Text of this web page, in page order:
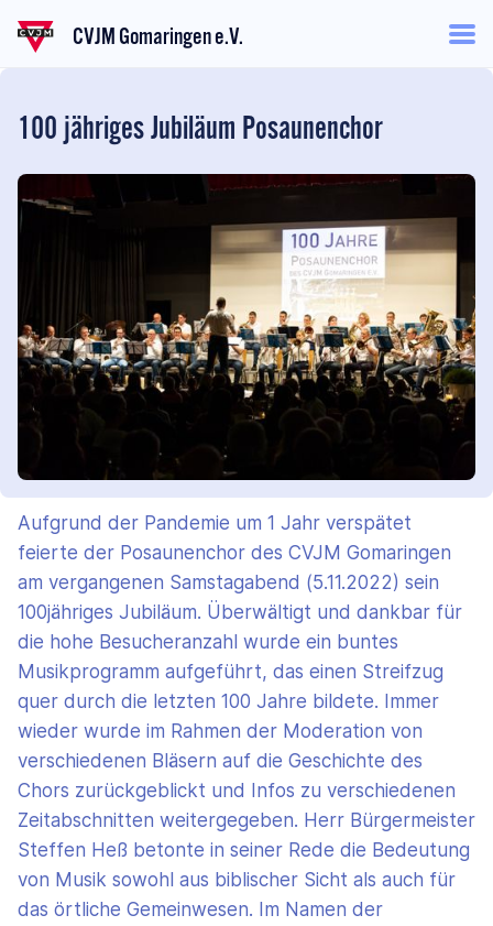
CVJM Gomaringen e.V.
100 jähriges Jubiläum Posaunenchor
Aufgrund der Pandemie um 1 Jahr verspätet
feierte der Posaunenchor des CVJM Gomaringen
am vergangenen Samstagabend (5.11.2022) sein
100jähriges Jubiläum. Überwältigt und dankbar für
die hohe Besucheranzahl wurde ein buntes
Musikprogramm aufgeführt, das einen Streifzug
quer durch die letzten 100 Jahre bildete. Immer
wieder wurde im Rahmen der Moderation von
verschiedenen Bläsern auf die Geschichte des
Chors zurückgeblickt und Infos zu verschiedenen
Zeitabschnitten weitergegeben. Herr Bürgermeister
Steffen Heß betonte in seiner Rede die Bedeutung
von Musik sowohl aus biblischer Sicht als auch für
das örtliche Gemeinwesen. Im Namen der